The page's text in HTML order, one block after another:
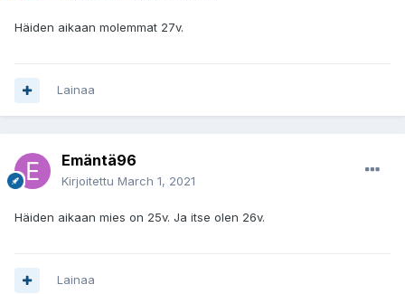
Häiden aikaan molemmat 27v.
Lainaa
Emäntä96
Kirjoitettu March 1, 2021
Häiden aikaan mies on 25v. Ja itse olen 26v.
Lainaa